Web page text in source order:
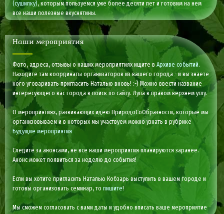
(сушилку), которым пользуемся уже более десяти лет и готовим на нем
все наши полезные вкуснятины.
Наши мероприятия
Фото, адреса, отзывы о наших мероприятиях ищите вАрхиве событий.
Находите там координаты организаторов из вашего города - и вы знаете
кого уговаривать пригласить Наталью вновь! :-) Можно ввести название
интересующего вас города в поиск по сайту. Лупа в правом верхнем углу.
О мероприятиях, развивающих идею ПриродоСоОбразности, которые мы
организовываем и в которых мы участвуем можно узнать в рубрике
Будущие мероприятия
Следите за анонсами, не все наши мероприятия планируются заранее.
Анонс может появиться за неделю до события!
Если вы хотите пригласить Наталью Кобзарь выступить в вашем городе и
готовы организовать семинар, топишите!
Мы сможем согласовать с вами даты и удобно вписать ваше мероприятие